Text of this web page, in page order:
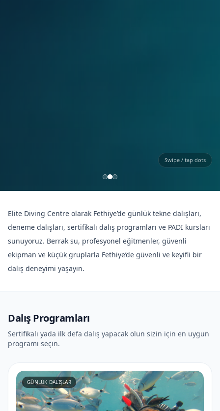
Swipe / tap dots
Elite Diving Centre olarak Fethiye’de günlük tekne dalışları,
deneme dalışları, sertifikalı dalış programları ve PADI kursları
sunuyoruz. Berrak su, profesyonel eğitmenler, güvenli
ekipman ve küçük gruplarla Fethiye’de güvenli ve keyifli bir
dalış deneyimi yaşayın.
Dalış Programları
Sertifikalı yada ilk defa dalış yapacak olun sizin için en uygun
programı seçin.
GÜNLÜK DALIŞLAR